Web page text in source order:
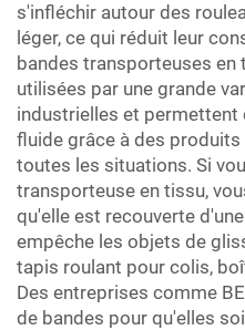
s'infléchir autour des
léger, ce qui réduit leur
bandes transporteuses
utilisées par une grande
industrielles et permettent
fluide grâce à des
toutes les situations. Si
transporteuse en tissu,
qu'elle est recouverte
empêche les objets de
tapis roulant pour colis,
Des entreprises comme
de bandes pour qu'elles